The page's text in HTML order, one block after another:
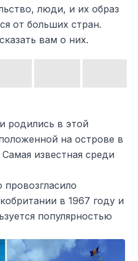
люди, и их образ
от больших стран.
вам о них.
родились в этой
на острове в
известная среди
провозгласило
в 1967 году и
популярностью